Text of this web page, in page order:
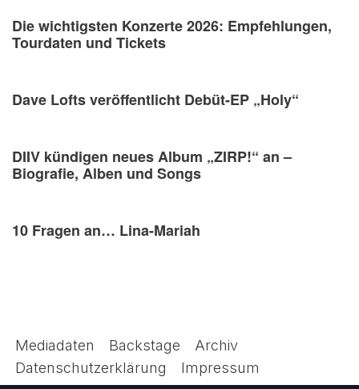
Die wichtigsten Konzerte 2026: Empfehlungen,
Tourdaten und Tickets
Dave Lofts veröffentlicht Debüt-EP „Holy“
DIIV kündigen neues Album „ZIRP!“ an –
Biografie, Alben und Songs
10 Fragen an… Lina-Mariah
Mediadaten Backstage
Archiv
Datenschutzerklärung
Impressum